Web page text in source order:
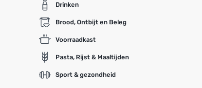
Drinken
Brood, Ontbijt en Beleg
Voorraadkast
Pasta, Rijst & Maaltijden
Sport & gezondheid